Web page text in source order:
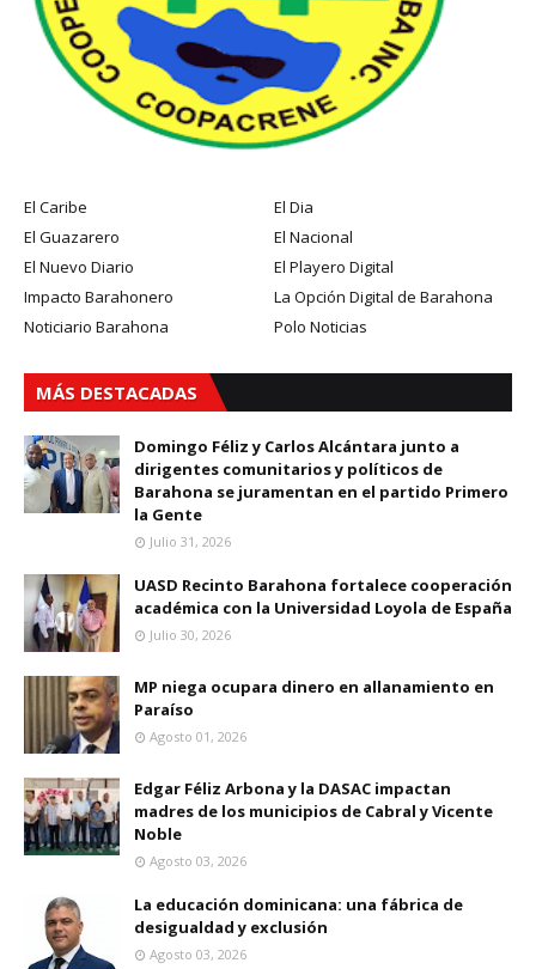
El Caribe
El Dia
El Guazarero
El Nacional
El Nuevo Diario
El Playero Digital
Impacto Barahonero
La Opción Digital de Barahona
Noticiario Barahona
Polo Noticias
MÁS DESTACADAS
Domingo Féliz y Carlos Alcántara junto a
dirigentes comunitarios y políticos de
Barahona se juramentan en el partido Primero
la Gente
Julio 31, 2026
UASD Recinto Barahona fortalece cooperación
académica con la Universidad Loyola de España
Julio 30, 2026
MP niega ocupara dinero en allanamiento en
Paraíso
Agosto 01, 2026
Edgar Féliz Arbona y la DASAC impactan
madres de los municipios de Cabral y Vicente
Noble
Agosto 03, 2026
La educación dominicana: una fábrica de
desigualdad y exclusión
Agosto 03, 2026